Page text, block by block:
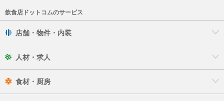
飲食店ドットコムのサービス
店舗・物件・内装
人材・求人
食材・厨房